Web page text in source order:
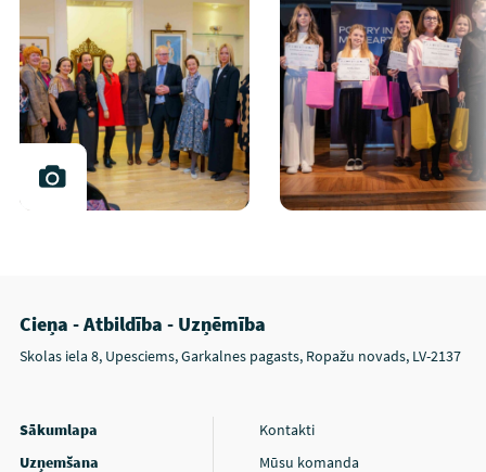
Cieņa - Atbildība - Uzņēmība
Skolas iela 8, Upesciems, Garkalnes pagasts, Ropažu novads, LV-2137
Sākumlapa
Uzņemšana
Kontakti
Mūsu komanda